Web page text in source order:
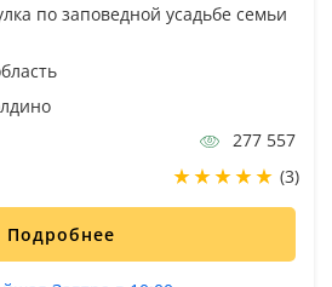
по заповедной усадьбе семьи
277 557
(3)
Подробнее